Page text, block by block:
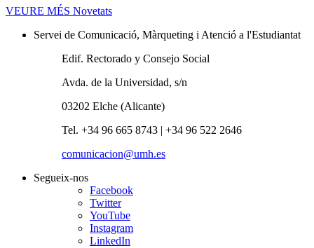
VEURE MÉS Novetats
Servei de Comunicació, Màrqueting i Atenció a l'Estudiantat
Edif. Rectorado y Consejo Social
Avda. de la Universidad, s/n
03202 Elche (Alicante)
Tel. +34 96 665 8743 | +34 96 522 2646
comunicacion@umh.es
Segueix-nos
Facebook
Twitter
YouTube
Instagram
LinkedIn